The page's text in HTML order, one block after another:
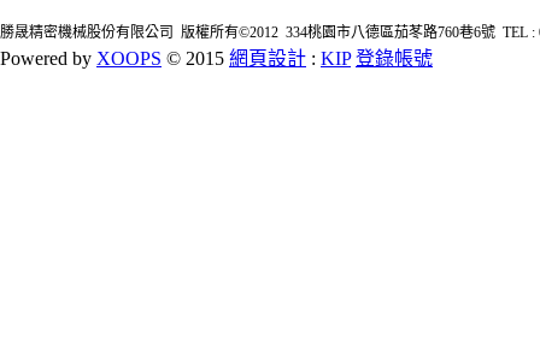
勝晟精密機械股份有限公司 版權所有©2012 334桃園市八德區茄苳路760巷6號 TEL :
Powered by XOOPS © 2015 網頁設計 : KIP 登錄帳號